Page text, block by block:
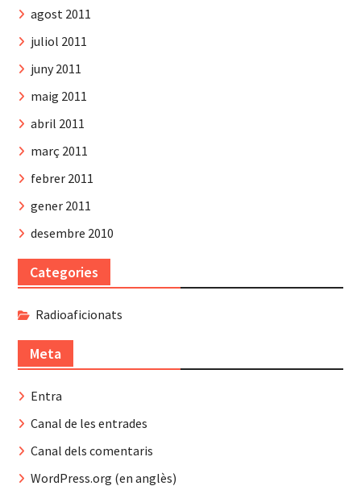
agost 2011
juliol 2011
juny 2011
maig 2011
abril 2011
març 2011
febrer 2011
gener 2011
desembre 2010
Categories
Radioaficionats
Meta
Entra
Canal de les entrades
Canal dels comentaris
WordPress.org (en anglès)